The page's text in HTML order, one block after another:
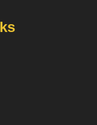
nur 50
günstig und